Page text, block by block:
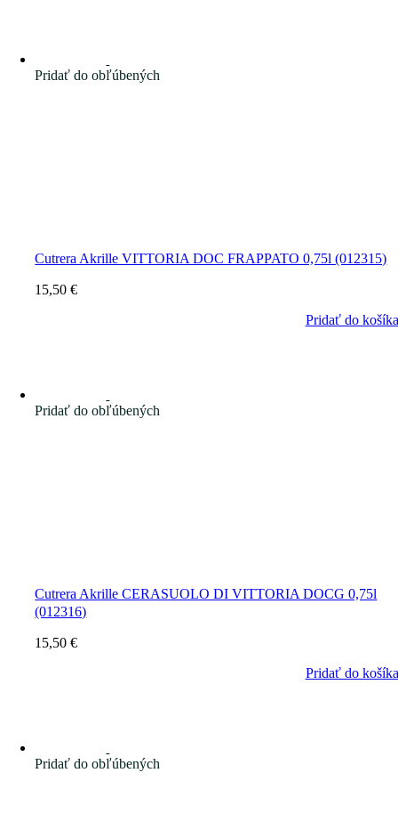
Pridať do obľúbených
Cutrera Akrille VITTORIA DOC FRAPPATO 0,75l (012315)
15,50€
Pridať do košíka
Pridať do obľúbených
Cutrera Akrille CERASUOLO DI VITTORIA DOCG 0,75l
(012316)
15,50€
Pridať do košíka
Pridať do obľúbených